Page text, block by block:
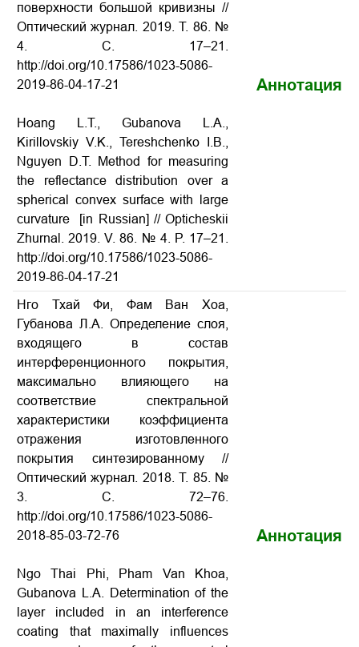
поверхности большой кривизны //
Оптический журнал. 2019. Т. 86. №
4. С. 17–21.
http://doi.org/10.17586/1023-5086-
2019-86-04-17-21
Hoang L.T., Gubanova L.A.,
Kirillovskiy V.K., Tereshchenko I.B.,
Nguyen D.T. Method for measuring
the reflectance distribution over a
spherical convex surface with large
curvature [in Russian] // Opticheskii
Zhurnal. 2019. V. 86. № 4. P. 17–21.
http://doi.org/10.17586/1023-5086-
2019-86-04-17-21
Аннотация
Нго Тхай Фи, Фам Ван Хоа,
Губанова Л.А. Определение слоя,
входящего в состав
интерференционного покрытия,
максимально влияющего на
соответствие спектральной
характеристики коэффициента
отражения изготовленного
покрытия синтезированному //
Оптический журнал. 2018. Т. 85. №
3. С. 72–76.
http://doi.org/10.17586/1023-5086-
2018-85-03-72-76
Ngo Thai Phi, Pham Van Khoa,
Gubanova L.A. Determination of the
layer included in an interference
coating that maximally influences
Аннотация